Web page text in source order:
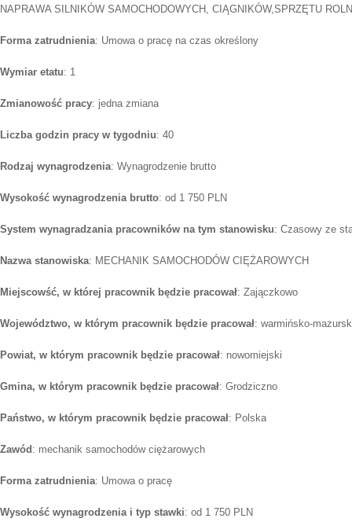
NAPRAWA SILNIKÓW SAMOCHODOWYCH, CIĄGNIKÓW,SPRZĘTU
Forma zatrudnienia: Umowa o pracę na czas określony
Wymiar etatu: 1
Zmianowość pracy: jedna zmiana
Liczba godzin pracy w tygodniu: 40
Rodzaj wynagrodzenia: Wynagrodzenie brutto
Wysokość wynagrodzenia brutto: od 1 750 PLN
System wynagradzania pracowników na tym stanowisku: Czasowy ze
Nazwa stanowiska: MECHANIK SAMOCHODÓW CIĘŻAROWYCH
Miejscowść, w której pracownik będzie pracował: Zajączkowo
Województwo, w którym pracownik będzie pracował: warmińsko-
Powiat, w którym pracownik będzie pracował: nowomiejski
Gmina, w którym pracownik będzie pracował: Grodziczno
Państwo, w którym pracownik będzie pracował: Polska
Zawód: mechanik samochodów ciężarowych
Forma zatrudnienia: Umowa o pracę
Wysokość wynagrodzenia i typ stawki: od 1 750 PLN